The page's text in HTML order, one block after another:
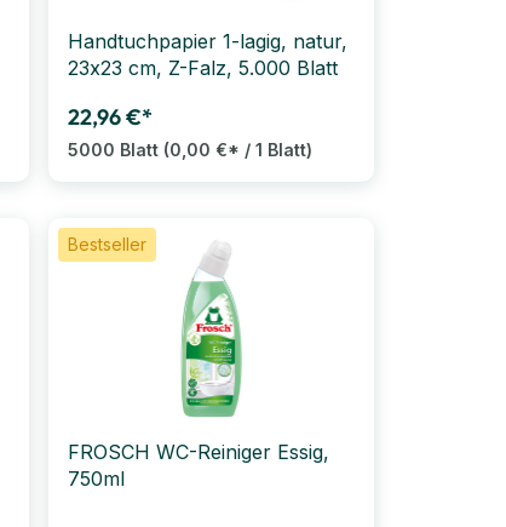
Handtuchpapier 1-lagig, natur,
23x23 cm, Z-Falz, 5.000 Blatt
22,96 €*
5000 Blatt (0,00 €* / 1 Blatt)
Bestseller
FROSCH WC-Reiniger Essig,
750ml